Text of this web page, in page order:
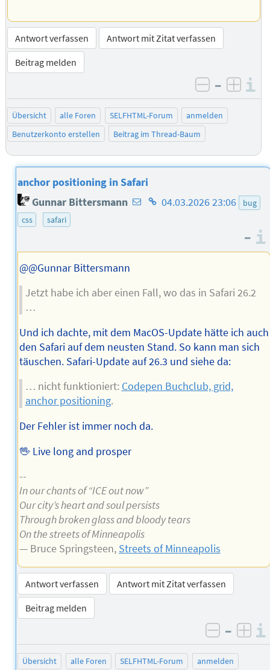
Antwort verfassen
Antwort mit Zitat verfassen
Beitrag melden
negativ
–
Übersicht alle Foren SELFHTML-Forum
anmelden
Benutzerkonto erstellen
Beitrag im Thread-Baum
anchor positioning in Safari
Gunnar Bittersmann E-
des
Homepage
04.03.2026 23:06
bug
css
safari
–
@@Gunnar Bittersmann
Jetzt habe ich aber einen Fall, wo das in Safari 26.2
…
Und ich dachte, mit dem MacOS-Update hätte ich auch
den Safari auf dem neusten Stand. So kann man sich
täuschen. Safari-Update auf 26.3 und siehe da:
… nicht funktioniert: Codepen Buchclub, grid,
anchor positioning.
Der Fehler ist immer noch da.
🖖 Live long and prosper
--
In our chants of “ICE out now”
Our city’s heart and soul persists
Through broken glass and bloody tears
On the streets of Minneapolis
— Bruce Springsteen, Streets of Minneapolis
Antwort verfassen
Antwort mit Zitat verfassen
Beitrag melden
negativ
–
Übersicht alle Foren SELFHTML-Forum
anmelden